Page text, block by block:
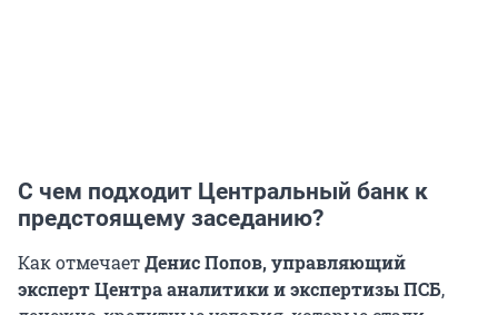
С чем подходит Центральный банк к
предстоящему заседанию?
Как отмечаетДенис Попов, управляющий
эксперт Центра аналитики и экспертизы ПСБ,